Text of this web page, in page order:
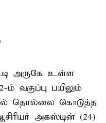
அருகே உள்ள
ம் வகுப்பு பயிலும்
தொல்லை கொடுத்த
அகஸ்டின் (24)